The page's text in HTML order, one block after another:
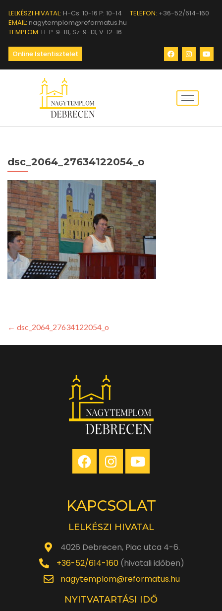
LELKÉSZI HIVATAL: H-Cs: 10-16 P: 10-14 TELEFON: +36-52/614-160
EMAIL: nagytemplom@reformatus.hu
TEMPLOM: H-P: 9-18, Sz: 9-13, V: 12-16
Online Istentisztelet
dsc_2064_27634122054_o
← dsc_2064_27634122054_o
KAPCSOLAT
LELKÉSZI HIVATAL
4026 Debrecen, Piac utca 4-6.
+36-52/614-160(hivatali időben)
nagytemplom@reformatus.hu
NYITVATARTÁSI IDŐ